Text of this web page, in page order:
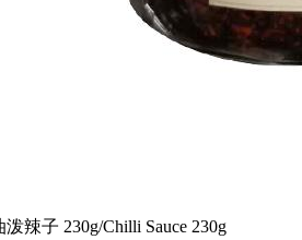
辣子 230g/Chilli Sauce 230g